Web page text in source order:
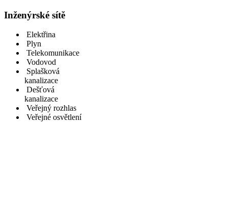
Inženýrské sítě
Elektřina
Plyn
Telekomunikace
Vodovod
Splašková
kanalizace
Dešťová
kanalizace
Veřejný rozhlas
Veřejné osvětlení